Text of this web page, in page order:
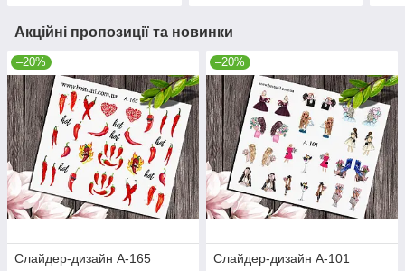
Акційні пропозиції та новинки
–20%
Слайдер-дизайн A-165
–20%
Слайдер-дизайн A-101